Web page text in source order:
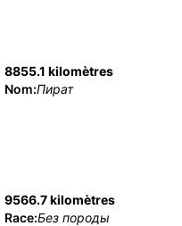
8855.1 kilomètres
Nom:Пират
9566.7 kilomètres
Race:Без породы